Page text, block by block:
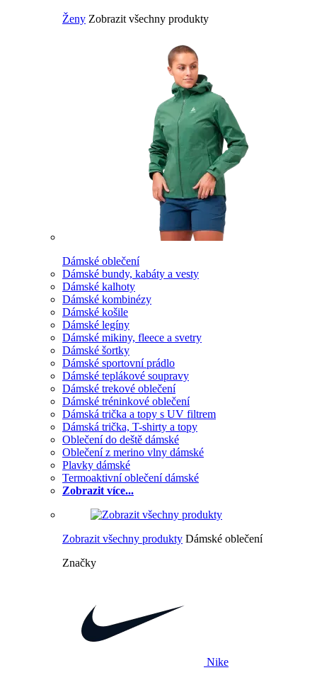
Ženy Zobrazit všechny produkty
Dámské oblečení
Dámské bundy, kabáty a vesty
Dámské kalhoty
Dámské kombinézy
Dámské košile
Dámské legíny
Dámské mikiny, fleece a svetry
Dámské šortky
Dámské sportovní prádlo
Dámské teplákové soupravy
Dámské trekové oblečení
Dámské tréninkové oblečení
Dámská trička a topy s UV filtrem
Dámská trička, T-shirty a topy
Oblečení do deště dámské
Oblečení z merino vlny dámské
Plavky dámské
Termoaktivní oblečení dámské
Zobrazit více...
Zobrazit všechny produkty Dámské oblečení
Značky
Nike